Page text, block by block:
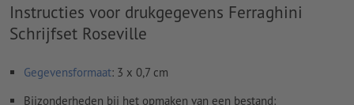
Instructies voor drukgegevens Ferraghini
Schrijfset Roseville
Gegevensformaat: 3 x 0,7 cm
Bijzonderheden bij het opmaken van een bestand: